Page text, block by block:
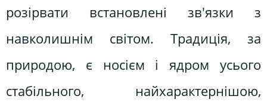
розірвати встановлені зв'язки з
навколишнім світом. Традиція, за
природою, є носієм і ядром усього
стабільного, найхарактернішою,